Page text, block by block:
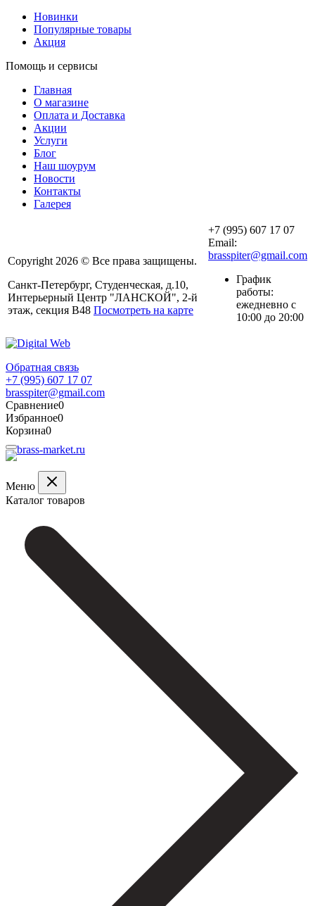
Новинки
Популярные товары
Акция
Помощь и сервисы
Главная
О магазине
Оплата и Доставка
Акции
Услуги
Блог
Наш шоурум
Новости
Контакты
Галерея
Copyright 2026 © Все права защищены.
Санкт-Петербург, Студенческая, д.10,
Интерьерный Центр "ЛАНСКОЙ", 2-й
этаж, секция В48 Посмотреть на карте
+7 (995) 607 17 07
Email:
brasspiter@gmail.com
График
работы:
ежедневно с
10:00 до 20:00
Обратная связь
+7 (995) 607 17 07
brasspiter@gmail.com
Сравнение0
Избранное0
Корзина0
Меню
Каталог товаров